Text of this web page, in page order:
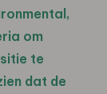
om
te
dat de